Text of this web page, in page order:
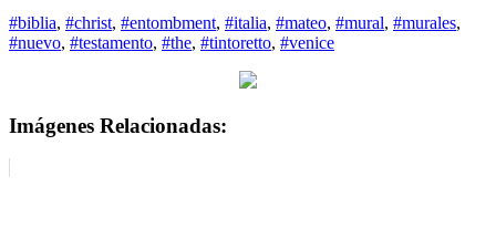
#biblia, #christ, #entombment, #italia, #mateo, #mural, #murales,
#nuevo, #testamento, #the, #tintoretto, #venice
Imágenes Relacionadas: